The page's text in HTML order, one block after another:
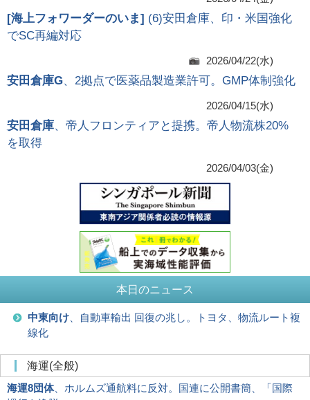
[海上フォワーダーのいま] (6)安田倉庫、印・米国強化
でSC再編対応
2026/04/22(水)
安田倉庫G、2拠点で医薬品製造業許可。GMP体制強化
2026/04/15(水)
安田倉庫、帝人フロンティアと提携。帝人物流株20%
を取得
2026/04/03(金)
本日のニュース
中東向け 、自動車輸出 回復の兆し。トヨタ、物流ルート複
線化
海運(全般)
海運8団体、ホルムズ通航料に反対。国連に公開書簡、「国際